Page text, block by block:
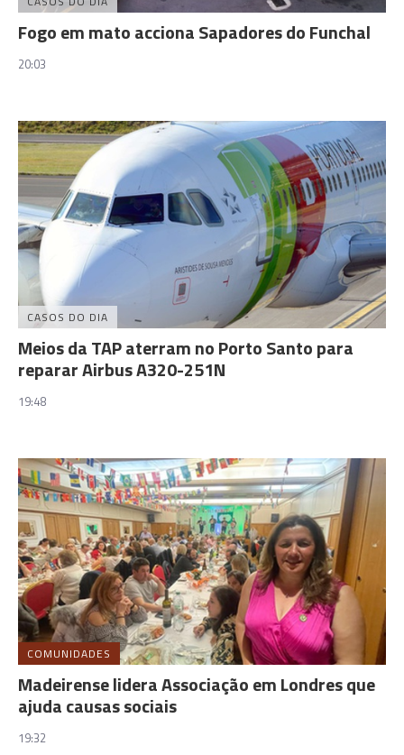
Fogo em mato acciona Sapadores do Funchal
20:03
CASOS DO DIA
Meios da TAP aterram no Porto Santo para
reparar Airbus A320-251N
19:48
COMUNIDADES
Madeirense lidera Associação em Londres que
ajuda causas sociais
19:32